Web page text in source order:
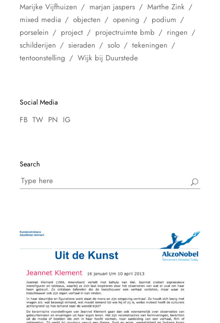
Marijke Vijfhuizen
marjan jaspers
Marthe Zink
mixed media
objecten opening
podium
porselein
project projectruimte bmb
ringen
schilderijen
sieraden solo
tekeningen
tentoonstelling
Wijk bij Duurstede
Social Media
FB TW PN IG
Search
Search
for: